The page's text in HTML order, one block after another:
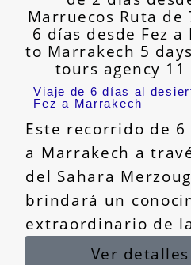
Viaje de 6 días al
Fez a Marrakech
Este recorrido de 6
a Marrakech a
del Sahara
brindará un
extraordinario de
Ver